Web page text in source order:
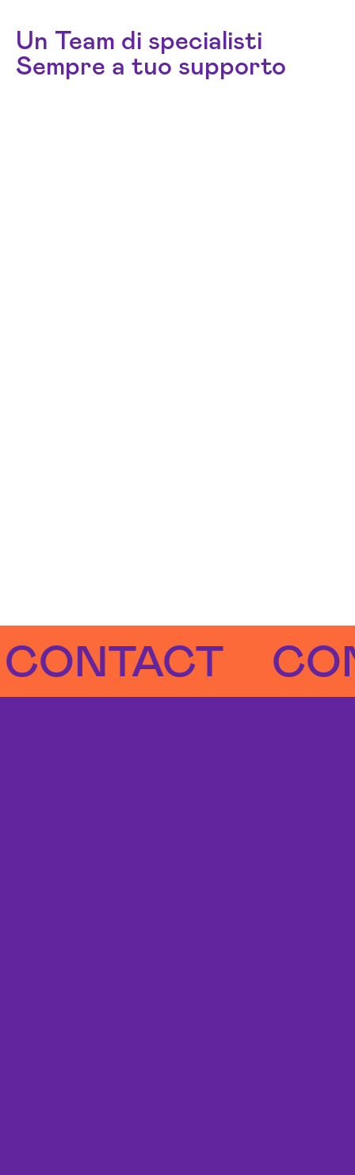
Un Team di specialisti
Sempre a tuo supporto